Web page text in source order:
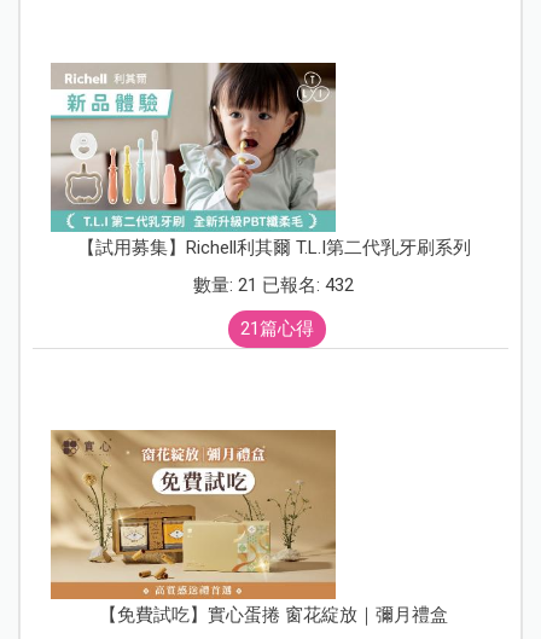
【試用募集】Richell利其爾 T.L.I第二代乳牙刷系列
數量: 21 已報名: 432
21篇心得
【免費試吃】實心蛋捲 窗花綻放｜彌月禮盒